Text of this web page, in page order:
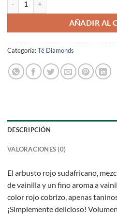
AÑADIR AL
Categoría:Té Diamonds
DESCRIPCIÓN
VALORACIONES (0)
El arbusto rojo sudafricano,
de vainilla y un fino aroma a
color rojo cobrizo, apenas
¡Simplemente delicioso!